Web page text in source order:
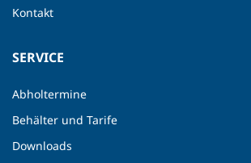
Kontakt
SERVICE
Abholtermine
Behälter und Tarife
Downloads